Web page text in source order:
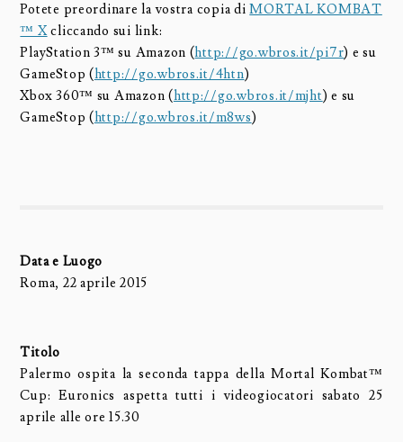
Potete preordinare la vostra copia diMORTAL KOMBAT
™ Xcliccando sui link:
PlayStation 3™ su Amazon (http://go.wbros.it/pi7r) e su
GameStop (http://go.wbros.it/4htn)
Xbox 360™ su Amazon (http://go.wbros.it/mjht) e su
GameStop (http://go.wbros.it/m8ws)
Data e Luogo
Roma, 22 aprile 2015
Titolo
Palermo ospita la seconda tappa della Mortal Kombat™
Cup: Euronics aspetta tutti i videogiocatori sabato 25
aprile alle ore 15.30